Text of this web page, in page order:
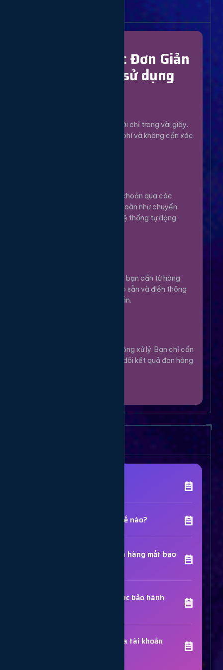
Chỉ Với 4 Bước Đơn Giản
để bắt đầu sử dụng
Tạo tài khoản mới chỉ trong vài giây.
Hoàn toàn miễn phí và không cần xác
Nạp tiền vào tài khoản qua các
phương thức an toàn như chuyển
khoản, Momo... Hệ thống tự động
Lựa chọn dịch vụ bạn cần từ hàng
ngàn tùy chọn có sẵn và điền thông
tin theo hướng dẫn.
Hệ thống sẽ tự động xử lý. Bạn chỉ cần
thư giãn và theo dõi kết quả đơn hàng
Chất lượng dịch vụ như thế nào?
Thời gian hoàn thành đơn hàng mất bao
Các dịch vụ đã mua có được bảo hành
Sử dụng dịch vụ có bị khóa tài khoản